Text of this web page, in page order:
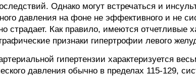
Однако могут встречаться и
давления на фоне не эффективного и не
страдает. Как правило, имеются отчетливые
признаки гипертрофии левого
гипертензии характеризуется
давления обычно в пределах 115-129,